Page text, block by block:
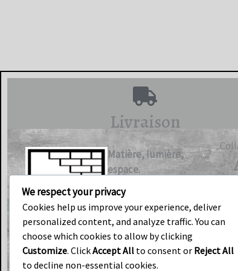
Livraison
Matière, lumière,
espace.
F
a
I
n
We respect your privacy
Cookies help us improve your experience, deliver
personalized content, and analyze traffic. You can
choose which cookies to allow by clicking
Customize. ClickAccept All to consent or Reject All
to decline non-essential cookies.